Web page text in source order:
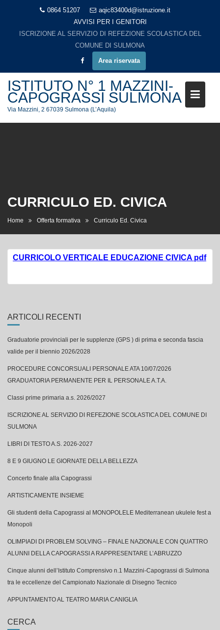
0864 51207
aqic83400d@istruzione.it
AVVISI PER I GENITORI
ISCRIZIONE AL SERVIZIO DI REFEZIONE SCOLASTICA DEL
COMUNE DI SULMONA
Area riservata
ISTITUTO N° 1 MAZZINI-
CAPOGRASSI SULMONA
Via Mazzini, 2 67039 Sulmona (L’Aquila)
CURRICULO ED. CIVICA
Home Offerta formativa Curriculo Ed. Civica
CURRICOLO VERTICALE EDUCAZIONE CIVICA pdf
ARTICOLI RECENTI
Graduatorie provinciali per le supplenze (GPS ) di prima e seconda fascia
valide per il biennio 2026/2028
PROCEDURE CONCORSUALI PERSONALE ATA 10/07/2026
GRADUATORIA PERMANENTE PER IL PERSONALE A.T.A.
Classi prime primaria a.s. 2026/2027
ISCRIZIONE AL SERVIZIO DI REFEZIONE SCOLASTICA DEL COMUNE DI
SULMONA
LIBRI DI TESTO A.S. 2026-2027
8 E 9 GIUGNO LE GIORNATE DELLA BELLEZZA
Concerto finale alla Capograssi
ARTISTICAMENTE INSIEME
Gli studenti della Capograssi al MONOPOLELE Mediterranean ukulele fest a
Monopoli
OLIMPIADI DI PROBLEM SOLVING – FINALE NAZIONALE CON QUATTRO
ALUNNI DELLA CAPOGRASSI A RAPPRESENTARE L’ABRUZZO
Cinque alunni dell’Istituto Comprensivo n.1 Mazzini-Capograssi di Sulmona
tra le eccellenze del Campionato Nazionale di Disegno Tecnico
APPUNTAMENTO AL TEATRO MARIA CANIGLIA
CERCA